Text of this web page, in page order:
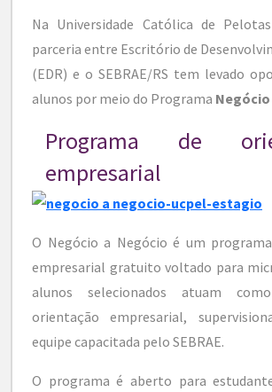
Na Universidade Católica de
parceria entre Escritório de
(EDR) e o SEBRAE/RS tem levado
alunos por meio do Programa
Programa de
empresarial
O Negócio a Negócio é um
empresarial gratuito voltado para
alunos selecionados atuam
orientação empresarial,
equipe capacitada pelo SEBRAE.
O programa é aberto para